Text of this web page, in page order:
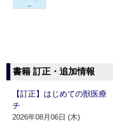
書籍 訂正・追加情報
【訂正】はじめての獣医
チ
2026年08月06日 (木)